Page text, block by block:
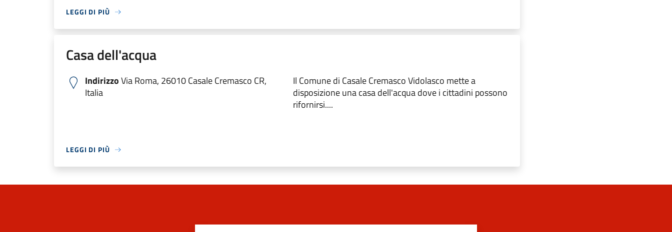
LEGGI DI PIÙ
Casa dell'acqua
IndirizzoVia Roma, 26010 Casale Cremasco CR,
Italia
Il Comune di Casale Cremasco Vidolasco mette a
disposizione una casa dell'acqua dove i cittadini possono
rifornirsi....
LEGGI DI PIÙ